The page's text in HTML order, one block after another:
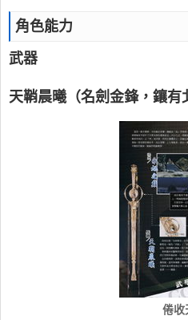
角色能力
武器
天鞘晨曦（名劍金鋒，鑲有
倦收